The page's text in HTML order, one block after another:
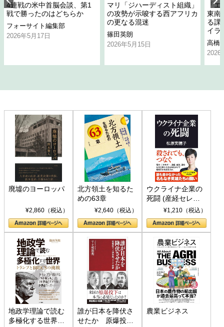
4連戦の米中首脳会談、第1
戦で勝ったのはどちらか
フォーサイト編集部
2026年5月17日
マリ「ジハーディスト組織」
の攻勢が示唆する西アフリカ
の更なる混迷
篠田英朗
2026年5月15日
「
東南
る課
イラ
高橋
2026
廃墟のヨーロッパ
¥2,860（税込）
北方領土を知るた
めの63章
¥2,640（税込）
ウクライナ企業の
死闘 (産経セレク
ト S 039)¥1,210（税込）
地政学理論で読む
多極化する世界：
誰が日本を降伏さ
せたか 原爆投
農業ビジネス